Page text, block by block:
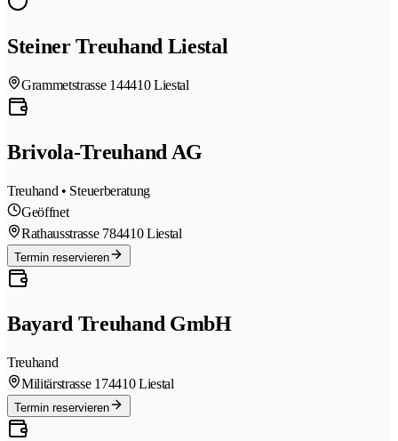
Steiner Treuhand Liestal
Grammetstrasse 144410 Liestal
Brivola-Treuhand AG
Treuhand • Steuerberatung
Geöffnet
Rathausstrasse 784410 Liestal
Termin reservieren
Bayard Treuhand GmbH
Treuhand
Militärstrasse 174410 Liestal
Termin reservieren